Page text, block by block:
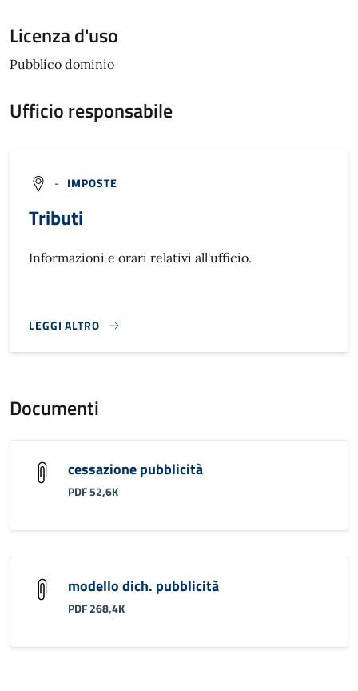
Licenza d'uso
Pubblico dominio
Ufficio responsabile
- IMPOSTE
Tributi
Informazioni e orari relativi all'ufficio.
LEGGI ALTRO
}
Documenti
cessazione pubblicità
PDF 52,6K
modello dich. pubblicità
PDF 268,4K